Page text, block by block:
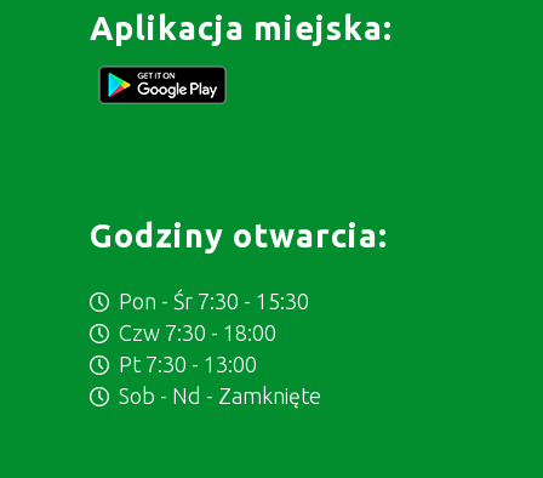
Aplikacja miejska:
Godziny otwarcia:
Pon - Śr 7:30 - 15:30
Czw 7:30 - 18:00
Pt 7:30 - 13:00
Sob - Nd - Zamknięte